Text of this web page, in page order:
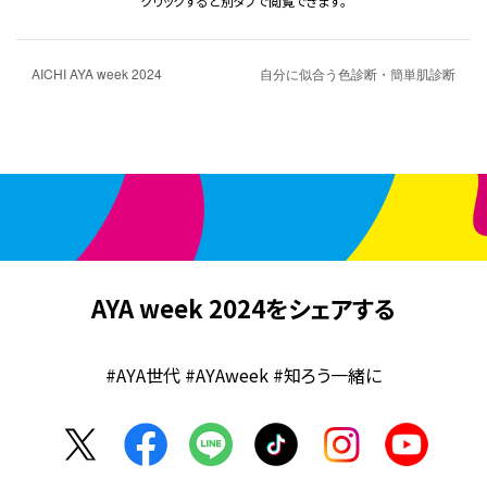
AICHI AYA week 2024 自分に似合う色診断・簡単肌診断
AYA week 2024をシェアする
#AYA世代 #AYAweek #知ろう一緒に